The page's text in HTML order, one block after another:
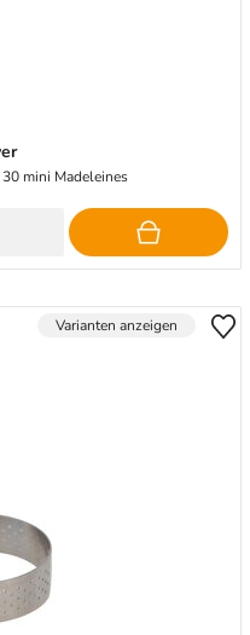
mini Madeleines
Varianten anzeigen